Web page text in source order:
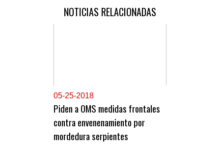
NOTICIAS RELACIONADAS
05-25-2018
Piden a OMS medidas frontales
contra envenenamiento por
mordedura serpientes